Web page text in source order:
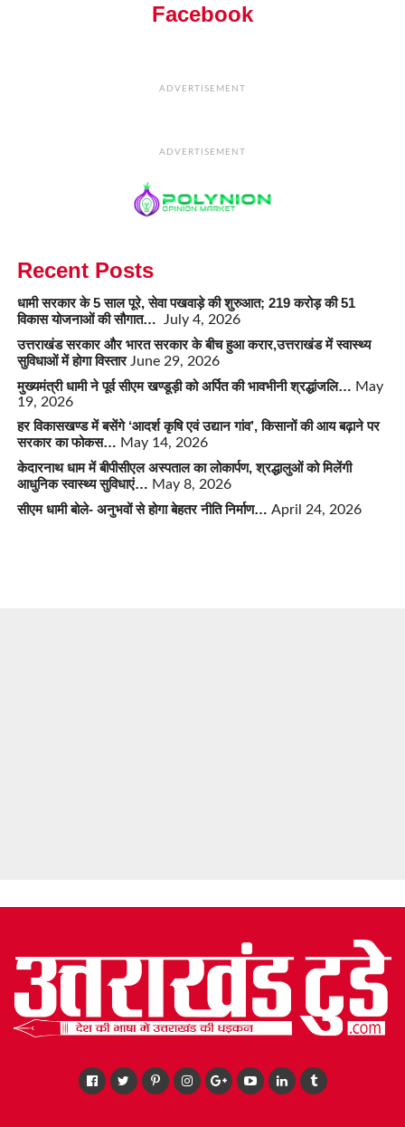
Facebook
ADVERTISEMENT
ADVERTISEMENT
Recent Posts
धामी सरकार के 5 साल पूरे, सेवा पखवाड़े की शुरुआत; 219 करोड़ की 51
विकास योजनाओं की सौगात…
July 4, 2026
उत्तराखंड सरकार और भारत सरकार के बीच हुआ करार,उत्तराखंड में स्वास्थ्य
सुविधाओं में होगा विस्तार June 29, 2026
मुख्यमंत्री धामी ने पूर्व सीएम खण्डूड़ी को अर्पित की भावभीनी श्रद्धांजलि… May
19, 2026
हर विकासखण्ड में बसेंगे ‘आदर्श कृषि एवं उद्यान गांव’, किसानों की आय बढ़ाने पर
सरकार का फोकस… May 14, 2026
केदारनाथ धाम में बीपीसीएल अस्पताल का लोकार्पण, श्रद्धालुओं को मिलेंगी
आधुनिक स्वास्थ्य सुविधाएं… May 8, 2026
सीएम धामी बोले- अनुभवों से होगा बेहतर नीति निर्माण… April 24, 2026